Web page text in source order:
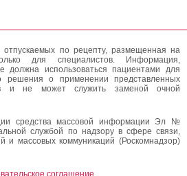
по рецепту, размещенная на
для специалистов. Информация,
должна использоваться пациентами для
решения о применении представленных
и не может служить заменой очной
средства массовой информации Эл №
службой по надзору в сфере связи,
и массовых коммуникаций (Роскомнадзор)
соглашение